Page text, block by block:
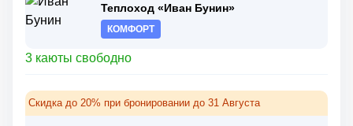
Теплоход «Иван Бунин»
КОМФОРТ
3 каюты свободно
Скидка до 20% при бронировании до 31 Августа